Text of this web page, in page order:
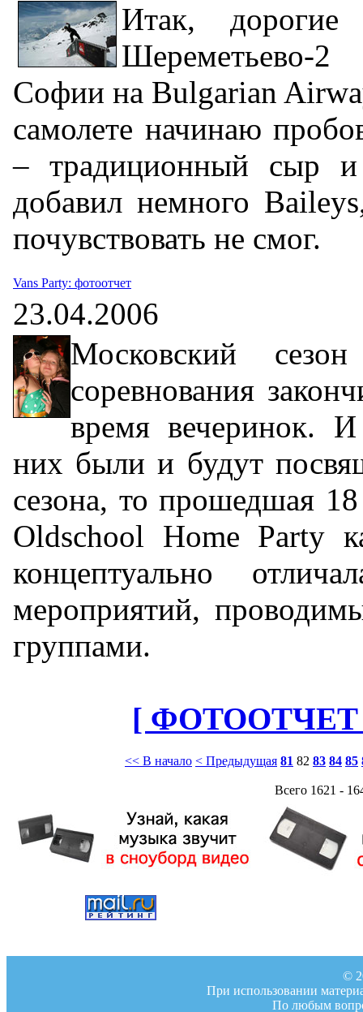
Итак,
Шереметьево-
Софии на Bulgarian
самолете начинаю
– традиционный сыр
добавил немного
почувствовать не смог.
Vans Party: фотоотчет
23.04.2006
Московский
соревнования
время вечеринок.
них были и будут
сезона, то прошедшая
Oldschool Home Party
концептуально
мероприятий,
группами.
[ ФОТООТЧЕТ
<< В начало < Предыдущая 81 82 83 84 85
Всего 1621 -
©
При использовании
По любым